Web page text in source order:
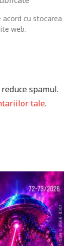
cu stocarea
web.
spamul.
tale.